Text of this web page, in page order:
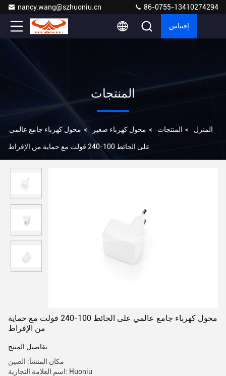
nancy.wang@szhuoniu.cn 86-0755-13410274294
إقتباس
المنتجات
المنزل > المنتجات > محول كهرباء صغير > محول كهرباء جامع عالمي
على الحائط 100-240 فولت مع حماية من الإفراط
محول كهرباء جامع عالمي على الحائط 100-240 فولت مع حماية
من الإفراط
تفاصيل المنتج
مكان المنشأ: الصين
اسم العلامة التجارية: Huoniu